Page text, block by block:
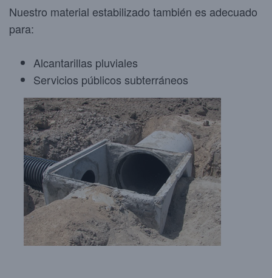
Nuestro material estabilizado también es adecuado
para:
Alcantarillas pluviales
Servicios públicos subterráneos